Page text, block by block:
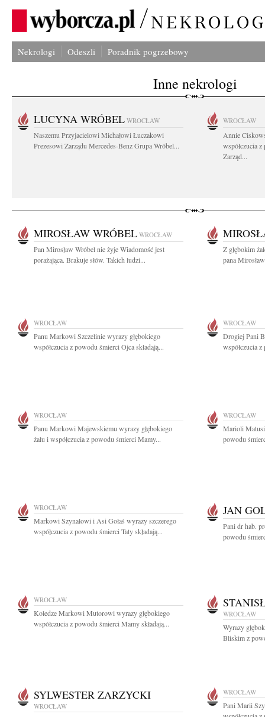
Nekrologi Odeszli Poradnik pogrzebowy
Inne nekrologi
LUCYNA WRÓBEL WROCŁAW
Naszemu Przyjacielowi Michałowi Łuczakowi
Prezesowi Zarządu Mercedes-Benz Grupa Wróbel...
WROCŁAW
Annie
współczucia
Zarząd...
MIROSŁAW WRÓBEL WROCŁAW
Pan Mirosław Wróbel nie żyje Wiadomość jest
porażająca. Brakuje słów. Takich ludzi...
Z głębokim
pana
WROCŁAW
Panu Markowi Szczelinie wyrazy głębokiego
współczucia z powodu śmierci Ojca składają...
WROCŁAW
Drogiej Pani
współczucia
WROCŁAW
Panu Markowi Majewskiemu wyrazy głębokiego
żalu i współczucia z powodu śmierci Mamy...
WROCŁAW
Marioli
powodu
WROCŁAW
Markowi Szynalowi i Asi Gołaś wyrazy szczerego
współczucia z powodu śmierci Taty składają...
JAN
Pani dr hab.
powodu
WROCŁAW
Koledze Markowi Mutorowi wyrazy głębokiego
współczucia z powodu śmierci Mamy składają...
WROCŁAW
Wyrazy
Bliskim z
SYLWESTER ZARZYCKI
WROCŁAW
WROCŁAW
Pani Marii